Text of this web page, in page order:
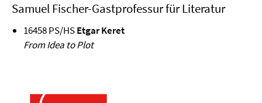
Samuel Fischer-Gastprofessur für Literatur
16458 PS/HSEtgar Keret
From Idea to Plot